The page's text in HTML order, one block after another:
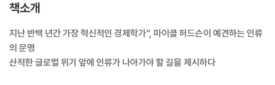
책소개
지난 반백 년간 가장 혁신적인 경제학가”, 마이클 허드슨이 예견하는 인류
의 문명
산적한 글로벌 위기 앞에 인류가 나아가야 할 길을 제시하다